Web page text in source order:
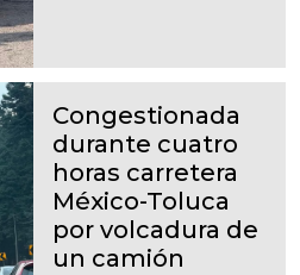
Congestionada
durante cuatro
horas carretera
México-Toluca
por volcadura de
un camión